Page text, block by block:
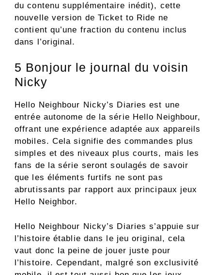
du contenu supplémentaire inédit), cette
nouvelle version de Ticket to Ride ne
contient qu’une fraction du contenu inclus
dans l’original.
5 Bonjour le journal du voisin
Nicky
Hello Neighbour Nicky’s Diaries est une
entrée autonome de la série Hello Neighbour,
offrant une expérience adaptée aux appareils
mobiles. Cela signifie des commandes plus
simples et des niveaux plus courts, mais les
fans de la série seront soulagés de savoir
que les éléments furtifs ne sont pas
abrutissants par rapport aux principaux jeux
Hello Neighbor.
Hello Neighbour Nicky’s Diaries s’appuie sur
l’histoire établie dans le jeu original, cela
vaut donc la peine de jouer juste pour
l’histoire. Cependant, malgré son exclusivité